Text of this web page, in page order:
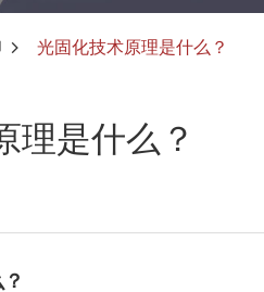
光固化技术原理是什么？
理是什么？